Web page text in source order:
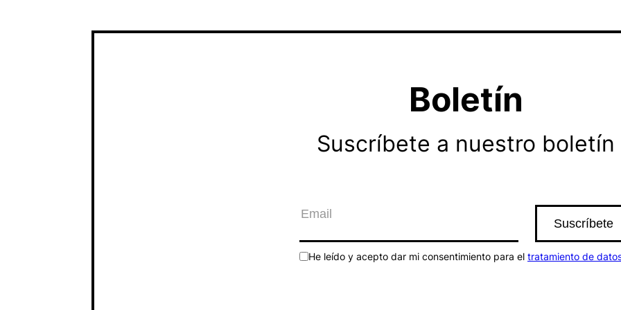
Boletín
Suscríbete a nuestro boletín
He leído y acepto dar mi consentimiento para el tratamiento de